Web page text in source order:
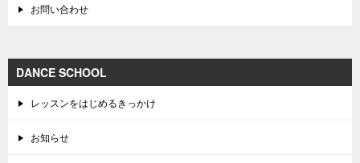
お問い合わせ
DANCE SCHOOL
レッスンをはじめるきっかけ
お知らせ